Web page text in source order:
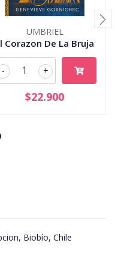
UMBRIEL
Corazon De La Bruja
+
-
$22.900
Biobío, Chile